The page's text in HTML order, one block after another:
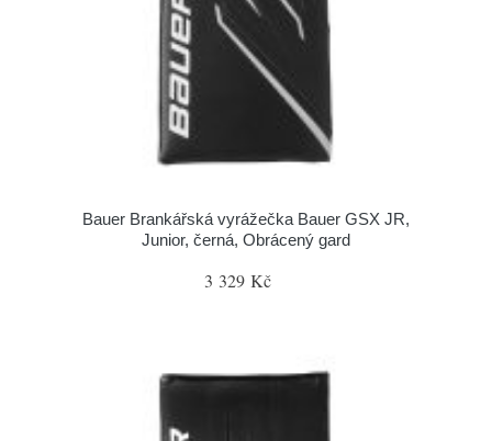
Bauer Brankářská vyrážečka Bauer GSX JR,
Junior, černá, Obrácený gard
3 329 Kč